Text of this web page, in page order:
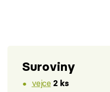
Suroviny
vejce 2 ks